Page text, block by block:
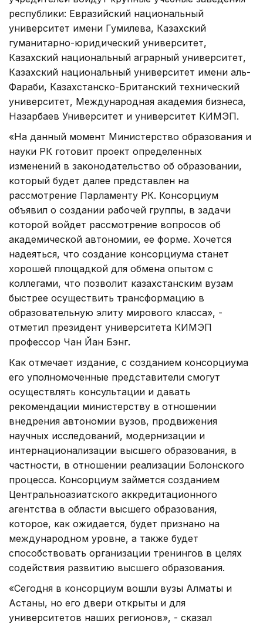
республики: Евразийский национальный
университет имени Гумилева, Казахский
гуманитарно-юридический университет,
Казахский национальный аграрный университет,
Казахский национальный университет имени аль-
Фараби, Казахстанско-Британский технический
университет, Международная академия бизнеса,
Назарбаев Университет и университет КИМЭП.
«На данный момент Министерство образования и
науки РК готовит проект определенных
изменений в законодательство об образовании,
который будет далее представлен на
рассмотрение Парламенту РК. Консорциум
объявил о создании рабочей группы, в задачи
которой войдет рассмотрение вопросов об
академической автономии, ее форме. Хочется
надеяться, что создание консорциума станет
хорошей площадкой для обмена опытом с
коллегами, что позволит казахстанским вузам
быстрее осуществить трансформацию в
образовательную элиту мирового класса», -
отметил президент университета КИМЭП
профессор Чан Йан Бэнг.
Как отмечает издание, с созданием консорциума
его уполномоченные представители смогут
осуществлять консультации и давать
рекомендации министерству в отношении
внедрения автономии вузов, продвижения
научных исследований, модернизации и
интернационализации высшего образования, в
частности, в отношении реализации Болонского
процесса. Консорциум займется созданием
Центральноазиатского аккредитационного
агентства в области высшего образования,
которое, как ожидается, будет признано на
международном уровне, а также будет
способствовать организации тренингов в целях
содействия развитию высшего образования.
«Сегодня в консорциум вошли вузы Алматы и
Астаны, но его двери открыты и для
университетов наших регионов», - сказал